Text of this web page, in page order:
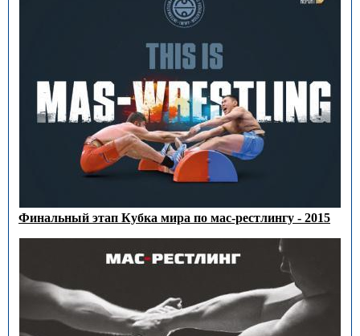
Финальный этап Кубка мира по мас-рестлингу - 2015